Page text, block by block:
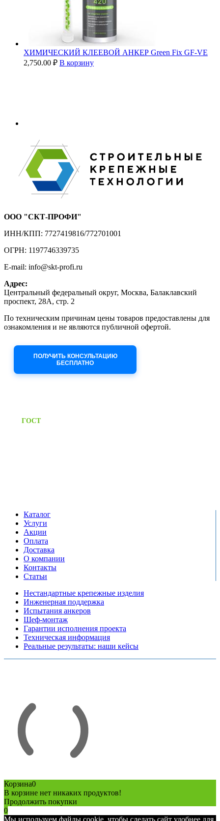
ХИМИЧЕСКИЙ КЛЕЕВОЙ АНКЕР Green Fix GF-VE
2,750.00 ₽ В корзину
ООО "СКТ-ПРОФИ"
ИНН/КПП: 7727419816/772701001
ОГРН: 1197746339735
E-mail: info@skt-profi.ru
Адрес:
Центральный федеральный округ, Москва, Балаклавский
проспект, 28А, стр. 2
По техническим причинам цены товаров предоставлены для
ознакомления и не являются публичной офертой.
ПОЛУЧИТЬ КОНСУЛЬТАЦИЮ
БЕСПЛАТНО
ГОСТПредоставляем паспорт
Каталог
Услуги
Акции
Оплата
Доставка
О компании
Контакты
Статьи
Нестандартные крепежные изделия
Инженерная поддержка
Испытания анкеров
Шеф-монтаж
Гарантии исполнения проекта
Техническая информация
Реальные результаты: наши кейсы
Корзина0
В корзине нет никаких продуктов!
Продолжить покупки
0
Мы используем файлы cookie, чтобы сделать сайт удобнее для